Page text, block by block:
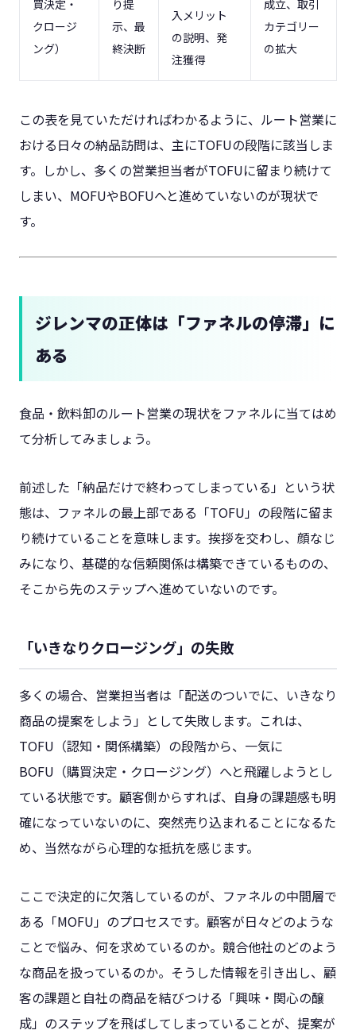
買決定・
クロージ
ング）
り提
示、最
終決断
入メリット
の説明、発
注獲得
成立、取引
カテゴリー
の拡大
この表を見ていただければわかるように、ルート営業に
おける日々の納品訪問は、主にTOFUの段階に該当しま
す。しかし、多くの営業担当者がTOFUに留まり続けて
しまい、MOFUやBOFUへと進めていないのが現状で
す。
ジレンマの正体は「ファネルの停滞」に
ある
食品・飲料卸のルート営業の現状をファネルに当てはめ
て分析してみましょう。
前述した「納品だけで終わってしまっている」という状
態は、ファネルの最上部である「TOFU」の段階に留ま
り続けていることを意味します。挨拶を交わし、顔なじ
みになり、基礎的な信頼関係は構築できているものの、
そこから先のステップへ進めていないのです。
「いきなりクロージング」の失敗
多くの場合、営業担当者は「配送のついでに、いきなり
商品の提案をしよう」として失敗します。これは、
TOFU（認知・関係構築）の段階から、一気に
BOFU（購買決定・クロージング）へと飛躍しようとし
ている状態です。顧客側からすれば、自身の課題感も明
確になっていないのに、突然売り込まれることになるた
め、当然ながら心理的な抵抗を感じます。
ここで決定的に欠落しているのが、ファネルの中間層で
ある「MOFU」のプロセスです。顧客が日々どのような
ことで悩み、何を求めているのか。競合他社のどのよう
な商品を扱っているのか。そうした情報を引き出し、顧
客の課題と自社の商品を結びつける「興味・関心の醸
成」のステップを飛ばしてしまっていることが、提案が